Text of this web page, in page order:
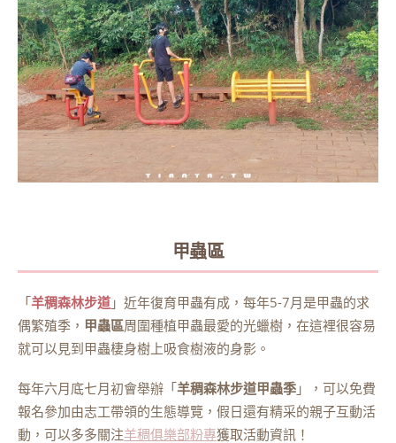
甲蟲區
「羊稠森林步道 」近年復育甲蟲有成，每年5-7月是甲蟲的求
偶繁殖季， 甲蟲區周圍種植甲蟲最愛的光蠟樹，在這裡很容易
就可以見到甲蟲棲身樹上吸食樹液的身影。
每年六月底七月初會舉辦「羊稠森林步道甲蟲季 」，可以免費
報名參加由志工帶領的生態導覽，假日還有精采的親子互動活
動，可以多多關注羊稠俱樂部粉專獲取活動資訊！